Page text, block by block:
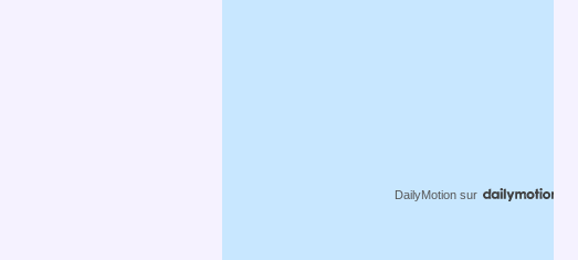
DailyMotion sur